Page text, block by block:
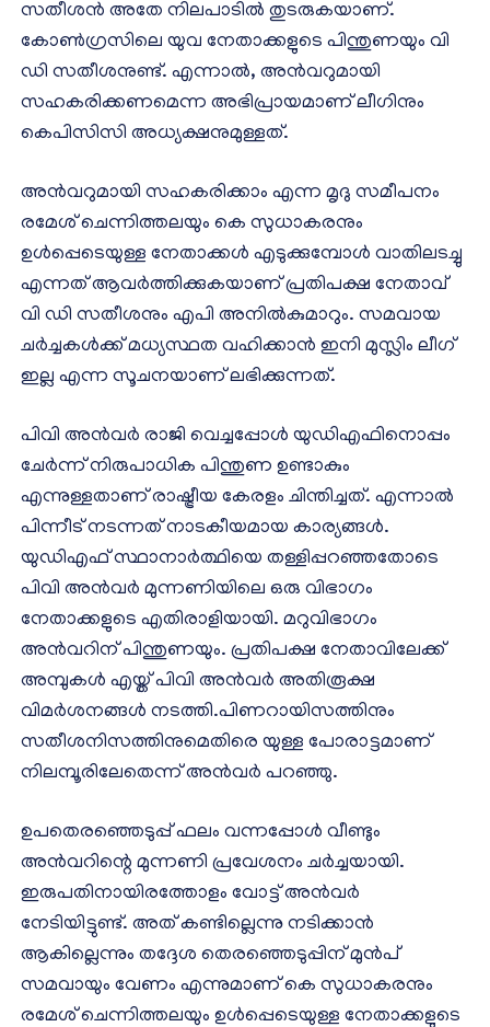
സതീശൻ അതേ നിലപാടിൽ തുടരുകയാണ്.
കോൺഗ്രസിലെ യുവ നേതാക്കളുടെ പിന്തുണയും വി
ഡി സതീശനുണ്ട്. എന്നാൽ, അൻവറുമായി
സഹകരിക്കണമെന്ന അഭിപ്രായമാണ് ലീഗിനും
കെപിസിസി അധ്യക്ഷനുമുള്ളത്.
അൻവറുമായി സഹകരിക്കാം എന്ന മൃദു സമീപനം
രമേശ് ചെന്നിത്തലയും കെ സുധാകരനും
ഉൾപ്പെടെയുള്ള നേതാക്കൾ എടുക്കുമ്പോൾ വാതിലടച്ചു
എന്നത് ആവർത്തിക്കുകയാണ് പ്രതിപക്ഷ നേതാവ്
വി ഡി സതീശനും എപി അനിൽകുമാറും. സമവായ
ചർച്ചകൾക്ക് മധ്യസ്ഥത വഹിക്കാൻ ഇനി മുസ്ലിം ലീഗ്
ഇല്ല എന്ന സൂചനയാണ് ലഭിക്കുന്നത്.
പിവി അൻവർ രാജി വെച്ചപ്പോൾ യുഡിഎഫിനൊപ്പം
ചേർന്ന് നിരുപാധിക പിന്തുണ ഉണ്ടാകും
എന്നുള്ളതാണ് രാഷ്ട്രീയ കേരളം ചിന്തിച്ചത്. എന്നാൽ
പിന്നീട് നടന്നത് നാടകീയമായ കാര്യങ്ങൾ.
യുഡിഎഫ് സ്ഥാനാർത്ഥിയെ തള്ളിപ്പറഞ്ഞതോടെ
പിവി അൻവർ മുന്നണിയിലെ ഒരു വിഭാഗം
നേതാക്കളുടെ എതിരാളിയായി. മറുവിഭാഗം
അൻവറിന് പിന്തുണയും. പ്രതിപക്ഷ നേതാവിലേക്ക്
അമ്പുകൾ എയ്ത് പിവി അൻവർ അതിരൂക്ഷ
വിമർശനങ്ങൾ നടത്തി.പിണറായിസത്തിനും
സതീശനിസത്തിനുമെതിരെ യുള്ള പോരാട്ടമാണ്
നിലമ്പൂരിലേതെന്ന് അൻവർ പറഞ്ഞു.
ഉപതെരഞ്ഞെടുപ്പ് ഫലം വന്നപ്പോൾ വീണ്ടും
അൻവറിന്റെ മുന്നണി പ്രവേശനം ചർച്ചയായി.
ഇരുപതിനായിരത്തോളം വോട്ട് അൻവർ
നേടിയിട്ടുണ്ട്. അത് കണ്ടില്ലെന്നു നടിക്കാൻ
ആകില്ലെന്നും തദ്ദേശ തെരഞ്ഞെടുപ്പിന് മുൻപ്
സമവായും വേണം എന്നുമാണ് കെ സുധാകരനും
രമേശ് ചെന്നിത്തലയും ഉൾപ്പെടെയുള്ള നേതാക്കളുടെ